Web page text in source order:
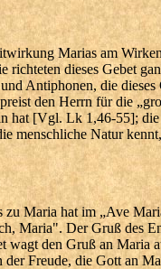
Marias am
dieses Gebet
Antiphonen, die
den Herrn für die
hat [Vgl. Lk 1,46-55];
menschliche Natur
zu Maria hat im „Ave
Maria". Der Gruß des
wagt den Gruß an Maria
Freude, die Gott an